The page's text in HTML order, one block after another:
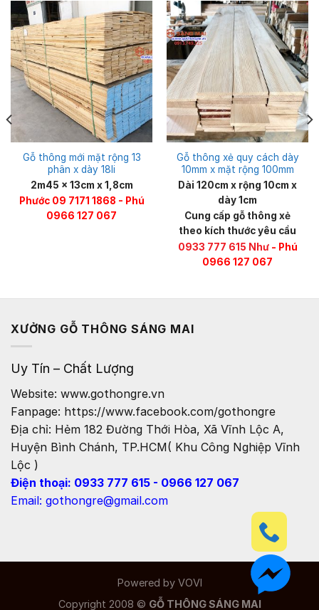
Gỗ thông mới mặt rộng 13
phân x dày 18li
2m45 x 13cm x 1,8cm
Phước 09 7171 1868 - Phú
0966 127 067
Gỗ thông xẻ quy cách dày
10mm x mặt rộng 100mm
Dài 120cm x rộng 10cm x
dày 1cm
Cung cấp gỗ thông xẻ
theo kích thước yêu cầu
0933 777 615 Như- Phú
0966 127 067
XƯỞNG GỖ THÔNG SÁNG MAI
Uy Tín – Chất Lượng
Website: www.gothongre.vn
Fanpage: https://www.facebook.com/gothongre
Địa chỉ: Hẻm 182 Đường Thới Hòa, Xã Vĩnh Lộc A,
Huyện Bình Chánh, TP.HCM( Khu Công Nghiệp Vĩnh
Lộc )
Điện thoại: 0933 777 615 - 0966 127 067
Email: gothongre@gmail.com
Powered by VOVI
Copyright 2008 © GỖ THÔNG SÁNG MAI